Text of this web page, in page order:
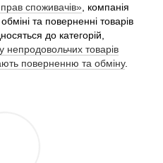
споживачів» , компанія
та поверненні товарів
до категорій,
непродовольчих товарів
поверненню та обміну.